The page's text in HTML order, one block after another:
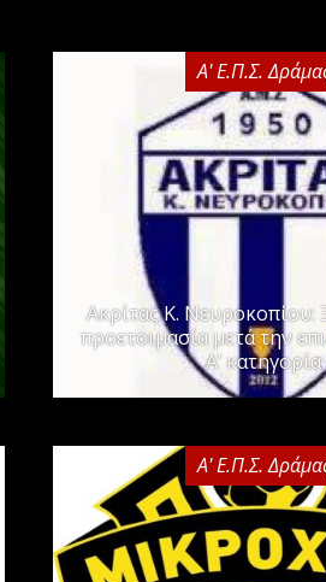
Α' Ε.Π.Σ.
Ακρίτας Κ. Νευροκοπίου:
προετοιμασία μετά την
Α’ κατηγορία
Α' Ε.Π.Σ.